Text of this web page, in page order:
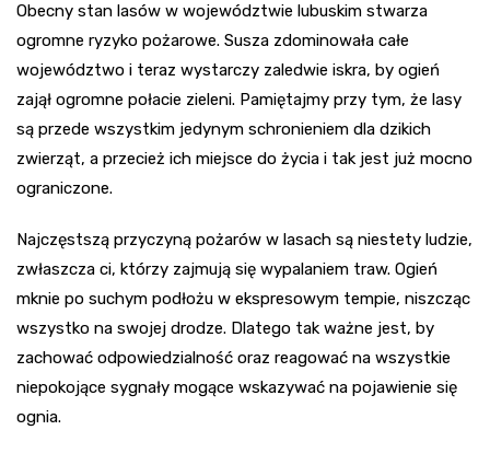
Obecny stan lasów w województwie lubuskim stwarza
ogromne ryzyko pożarowe. Susza zdominowała całe
województwo i teraz wystarczy zaledwie iskra, by ogień
zajął ogromne połacie zieleni. Pamiętajmy przy tym, że lasy
są przede wszystkim jedynym schronieniem dla dzikich
zwierząt, a przecież ich miejsce do życia i tak jest już mocno
ograniczone.
Najczęstszą przyczyną pożarów w lasach są niestety ludzie,
zwłaszcza ci, którzy zajmują się wypalaniem traw. Ogień
mknie po suchym podłożu w ekspresowym tempie, niszcząc
wszystko na swojej drodze. Dlatego tak ważne jest, by
zachować odpowiedzialność oraz reagować na wszystkie
niepokojące sygnały mogące wskazywać na pojawienie się
ognia.